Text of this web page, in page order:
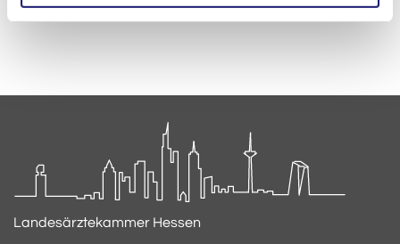
Landesärztekammer Hessen